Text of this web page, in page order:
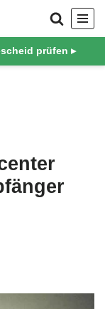
prüfen ▸